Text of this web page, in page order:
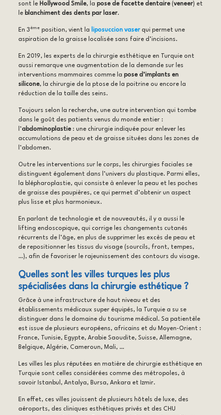
sont le Hollywood Smile, la pose de facette dentaire(veneer) et
le blanchiment des dents par laser.
En 3 ème position, vient la liposuccion vaserqui permet une
aspiration de la graisse localisée sans faire d’incisions.
En 2019, les experts de la chirurgie esthétique en Turquie ont
aussi remarque une augmentation de la demande sur les
interventions mammaires comme la pose d’implants en
silicone, la chirurgie de la ptose de la poitrine ou encore la
réduction de la taille des seins.
Toujours selon la recherche, une autre intervention qui tombe
dans le goût des patients venus du monde entier :
l’abdominoplastie: une chirurgie indiquée pour enlever les
accumulations de peau et de graisse situées dans les zones de
l’abdomen.
Outre les interventions sur le corps, les chirurgies faciales se
distinguent également dans l’univers du plastique. Parmi elles,
la blépharoplastie, qui consiste à enlever la peau et les poches
de graisse des paupières, ce qui permet d’obtenir un aspect
plus lisse et plus harmonieux.
En parlant de technologie et de nouveautés, il y a aussi le
lifting endoscopique, qui corrige les changements cutanés
récurrents de l’âge, en plus de supprimer les excès de peau et
de repositionner les tissus du visage (sourcils, front, tempes,
…), afin de favoriser le rajeunissement des contours du visage.
Quelles sont les villes turques les plus
spécialisées dans la chirurgie esthétique ?
Grâce à une infrastructure de haut niveau et des
établissements médicaux super équipés, la Turquie a su se
distinguer dans le domaine du tourisme médical. Sa patientèle
est issue de plusieurs européens, africains et du Moyen-Orient :
France, Tunisie, Egypte, Arabie Saoudite, Suisse, Allemagne,
Belgique, Algérie, Cameroun, Mali, …
Les villes les plus réputées en matière de chirurgie esthétique en
Turquie sont celles considérées comme des métropoles, à
savoir Istanbul, Antalya, Bursa, Ankara et Izmir.
En effet, ces villes jouissent de plusieurs hôtels de luxe, des
aéroports, des cliniques esthétiques privés et des CHU